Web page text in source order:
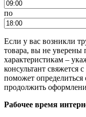
по
Если у вас возникли
товара, вы не уверены
характеристикам –
консультант свяжется
поможет
продолжить
Рабочее время